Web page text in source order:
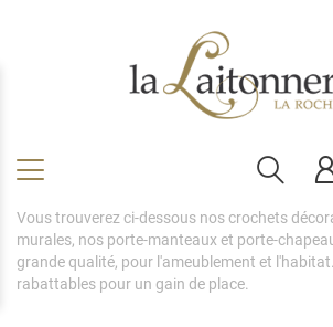
Vous trouverez ci-dessous nos crochets
murales, nos porte-manteaux et porte-
grande qualité, pour l'ameublement et
rabattables pour un gain de place.